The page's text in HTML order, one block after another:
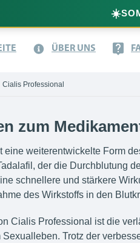
☀️
ÜBER UNS
Cialis Professional
zum
eine weiterentwickelte Form
der die Durchblutung
schnellere und stärkere
des Wirkstoffs in den
Cialis Professional ist die
Trotz der